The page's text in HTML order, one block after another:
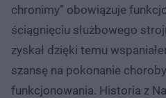
chronimy” obowiązuje
ściągnięciu służbowego
zyskał dzięki temu
szansę na pokonanie
funkcjonowania. Historia z